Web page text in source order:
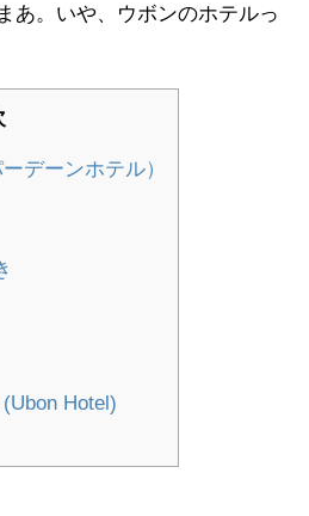
あ。いや、ウボンのホテルっ
デーンホテル）
Hotel)